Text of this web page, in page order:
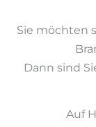
Sie möchten
Dann sind
Auf